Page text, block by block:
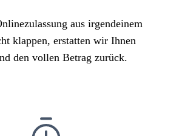
aus irgendeinem
klappen, erstatten wir Ihnen
den vollen Betrag zurück.